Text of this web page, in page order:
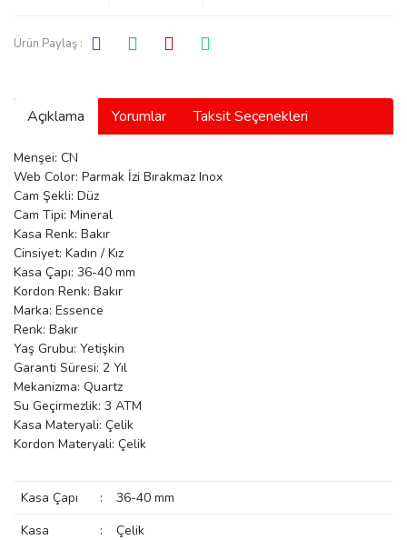
Manoir
Ürün Paylaş :
Açıklama Yorumlar Taksit Seçenekleri
Menşei: CN
Web Color: Parmak İzi Bırakmaz Inox
Cam Şekli: Düz
Cam Tipi: Mineral
Kasa Renk: Bakır
Cinsiyet: Kadın / Kız
Kasa Çapı: 36-40 mm
Kordon Renk: Bakır
Marka: Essence
Renk: Bakır
Yaş Grubu: Yetişkin
Garanti Süresi: 2 Yıl
Mekanizma: Quartz
Su Geçirmezlik: 3 ATM
Kasa Materyali: Çelik
Kordon Materyali: Çelik
Kasa Çapı :
36-40 mm
Kasa
: Çelik